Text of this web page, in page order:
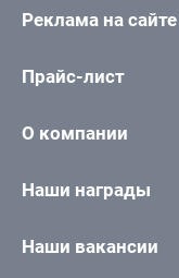
Реклама на сайте
Прайс-лист
О компании
Наши награды
Наши вакансии